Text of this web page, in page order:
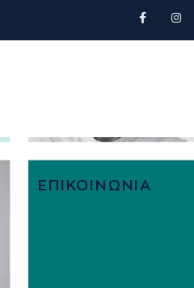
ΕΠΙΚΟΙΝΩΝΙΑ